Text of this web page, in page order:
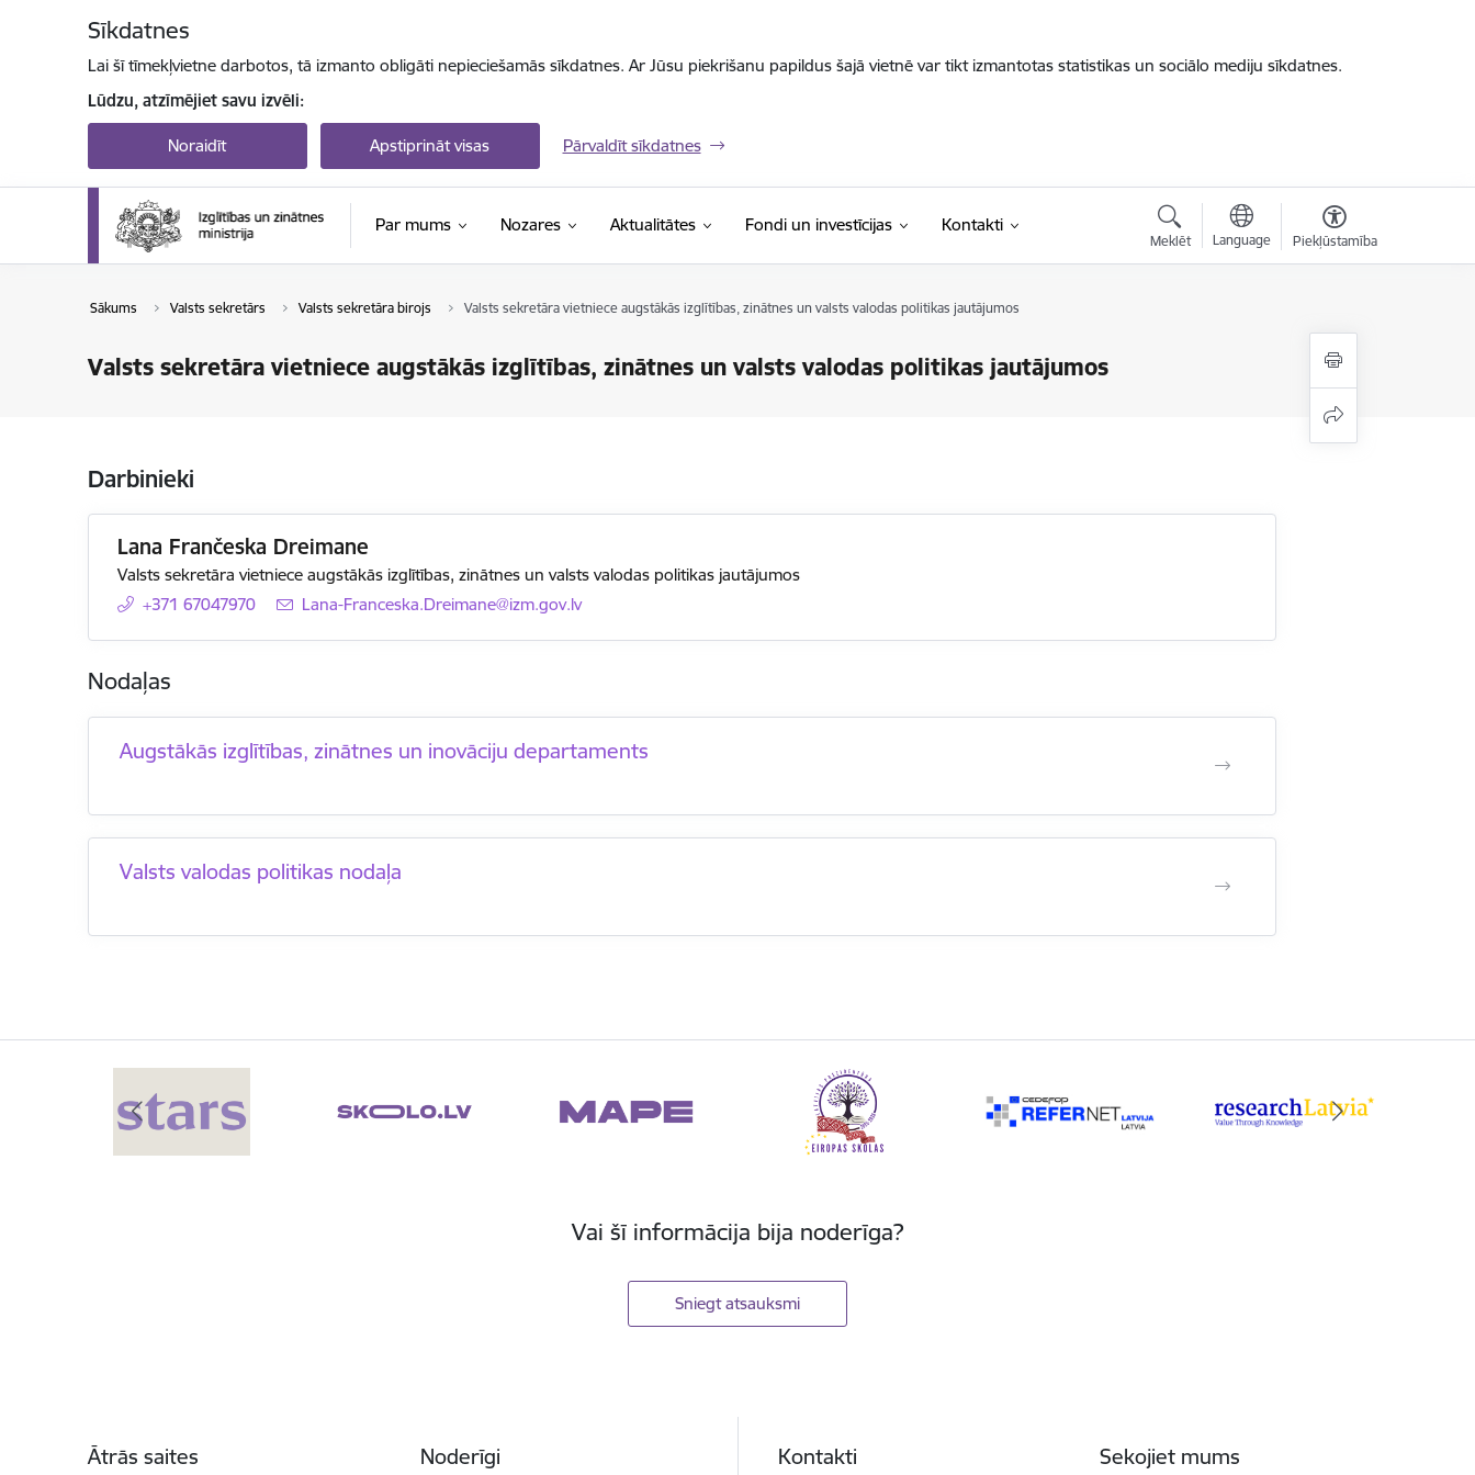
Sīkdatnes
Lai šī tīmekļvietne darbotos, tā izmanto obligāti nepieciešamās sīkdatnes. Ar Jūsu piekrišanu papildus šajā vietnē var tikt izmantotas statistikas un sociālo mediju sīkdatnes.
Lūdzu, atzīmējiet savu izvēli:
Noraidīt Apstiprināt visas Pārvaldīt sīkdatnes
Par mums Nozares Aktualitātes Fondi un investīcijas Kontakti
Meklēt Language Piekļūstamība
Sākums Valsts sekretārs Valsts sekretāra birojs Valsts sekretāra vietniece augstākās izglītības, zinātnes un valsts valodas politikas jautājumos
Valsts sekretāra vietniece augstākās izglītības, zinātnes un valsts valodas politikas jautājumos
Darbinieki
Lana Frančeska Dreimane
Valsts sekretāra vietniece augstākās izglītības, zinātnes un valsts valodas politikas jautājumos
+371 67047970
E-pasts:
Lana-Franceska.Dreimane@izm.gov.lv
Nodaļas
Augstākās izglītības, zinātnes un inovāciju departaments
Valsts valodas politikas nodaļa
Vai šī informācija bija noderīga?
Sniegt atsauksmi
Ātrās saites Noderīgi Kontakti Sekojiet mums